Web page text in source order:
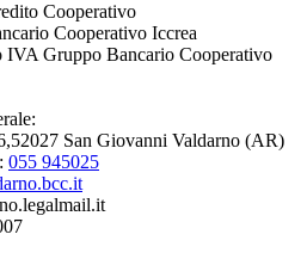
Cooperativo
Cooperativo Iccrea
IVA Gruppo Bancario Cooperativo
San Giovanni Valdarno (AR)
055 945025